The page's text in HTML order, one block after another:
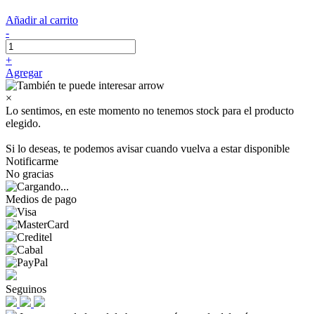
Añadir al carrito
-
+
Agregar
×
Lo sentimos, en este momento no tenemos stock para el producto
elegido.
Si lo deseas, te podemos avisar cuando vuelva a estar disponible
Notificarme
No gracias
Medios de pago
Seguinos